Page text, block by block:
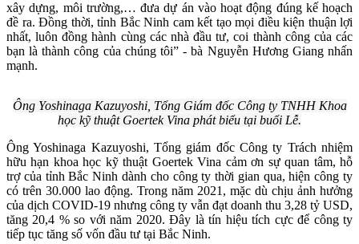
xây dựng, môi trường,… đưa dự án vào hoạt động đúng kế hoạch
đề ra. Đồng thời, tỉnh Bắc Ninh cam kết tạo mọi điều kiện thuận lợi
nhất, luôn đồng hành cùng các nhà đầu tư, coi thành công của các
bạn là thành công của chúng tôi” - bà Nguyễn Hương Giang nhấn
mạnh.
Ông Yoshinaga Kazuyoshi, Tổng Giám đốc Công ty TNHH Khoa
học kỹ thuật Goertek Vina phát biểu tại buổi Lễ.
Ông Yoshinaga Kazuyoshi, Tổng giám đốc Công ty Trách nhiệm
hữu hạn khoa học kỹ thuật Goertek Vina cảm ơn sự quan tâm, hỗ
trợ của tỉnh Bắc Ninh dành cho công ty thời gian qua, hiện công ty
có trên 30.000 lao động. Trong năm 2021, mặc dù chịu ảnh hưởng
của dịch COVID-19 nhưng công ty vẫn đạt doanh thu 3,28 tỷ USD,
tăng 20,4 % so với năm 2020. Đây là tín hiệu tích cực để công ty
tiếp tục tăng số vốn đầu tư tại Bắc Ninh.